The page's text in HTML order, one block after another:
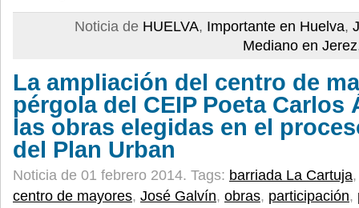
Noticia de HUELVA, Importante en Huelva,
Mediano en Jerez
La ampliación del centro de
pérgola del CEIP Poeta Carlos
las obras elegidas en el
del Plan Urban
Noticia de 01 febrero 2014. Tags: barriada La Cartuja
centro de mayores, José Galvín, obras, participación,